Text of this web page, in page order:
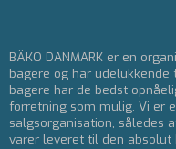
BÄKO DANMARK er en
bagere og har
bagere har de bedst
forretning som mulig. Vi er
salgsorganisation, således
varer leveret til den absolut